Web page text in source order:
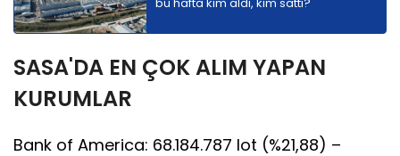
bu hafta kim aldı, kim sattı?
SASA'DA EN ÇOK ALIM YAPAN
KURUMLAR
Bank of America: 68.184.787 lot (%21,88) –